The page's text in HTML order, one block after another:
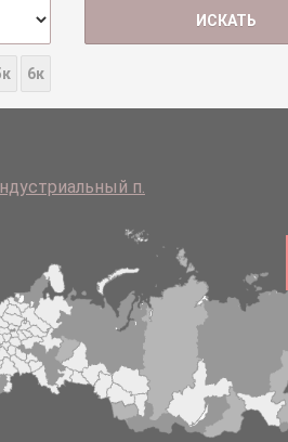
6к
п.